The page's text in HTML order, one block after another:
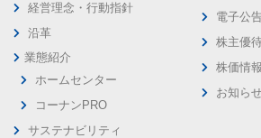
経営理念・行動指針
沿革
業態紹介
ホームセンター
コーナンPRO
サステナビリティ
電子公
株主優
株価情報
お知ら